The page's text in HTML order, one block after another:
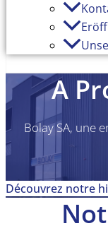
A
Bolay SA, une
Découvrez notre